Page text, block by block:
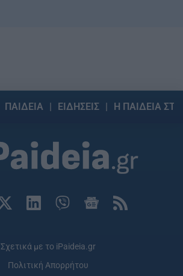
ΠΑΙΔΕΙΑ ΕΙΔΗΣΕΙΣ Η ΠΑΙΔΕΙΑ
Σχετικά με το iPaideia.gr
Πολιτική Απορρήτου